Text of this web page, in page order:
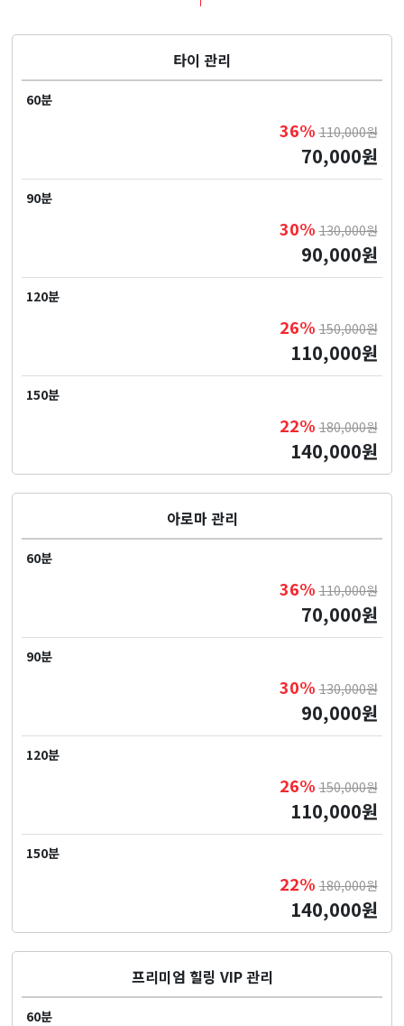
타이 관리
60분
36% 110,000원
70,000원
90분
30% 130,000원
90,000원
120분
26% 150,000원
110,000원
150분
22% 180,000원
140,000원
아로마 관리
60분
36% 110,000원
70,000원
90분
30% 130,000원
90,000원
120분
26% 150,000원
110,000원
150분
22% 180,000원
140,000원
프리미엄 힐링 VIP 관리
60분